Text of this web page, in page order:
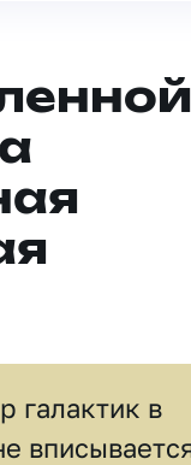
галактик в